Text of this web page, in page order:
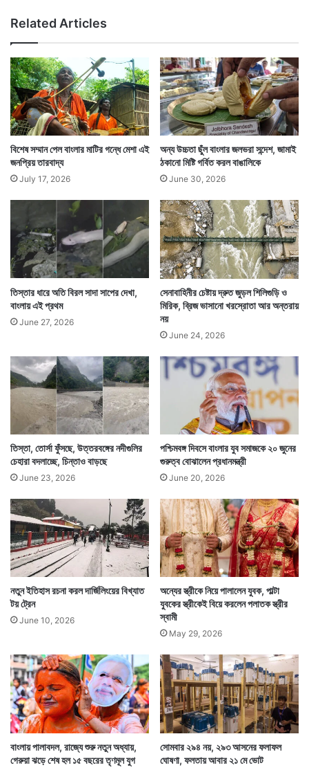
স্য
মৃ
ত্যু
Related Articles
বিশেষ সম্মান পেল বাংলার মাটির গন্ধে মেশা এই
জনপ্রিয় তারবাদ্য
July 17, 2026
অন্য উচ্চতা ছুঁল বাংলার জলভরা সন্দেশ, জামাই
ঠকানো মিষ্টি গর্বিত করল বাঙালিকে
June 30, 2026
তিস্তার ধারে অতি বিরল সাদা সাপের দেখা,
বাংলায় এই প্রথম
June 27, 2026
সেনাবাহিনীর চেষ্টায় দ্রুত জুড়ল শিলিগুড়ি ও
মিরিক, ব্রিজ ভাসানো খরস্রোতা আর অন্তরায়
নয়
June 24, 2026
তিস্তা, তোর্সা ফুঁসছে, উত্তরবঙ্গের নদীগুলির
চেহারা বদলাচ্ছে, চিন্তাও বাড়ছে
June 23, 2026
পশ্চিমবঙ্গ দিবসে বাংলার যুব সমাজকে ২০ জুনের
গুরুত্ব বোঝালেন প্রধানমন্ত্রী
June 20, 2026
নতুন ইতিহাস রচনা করল দার্জিলিংয়ের বিখ্যাত
টয় ট্রেন
June 10, 2026
অন্যের স্ত্রীকে নিয়ে পালালেন যুবক, পাল্টা
যুবকের স্ত্রীকেই বিয়ে করলেন পলাতক স্ত্রীর
স্বামী
May 29, 2026
বাংলায় পালাবদল, রাজ্যে শুরু নতুন অধ্যায়,
গেরুয়া ঝড়ে শেষ হল ১৫ বছরের তৃণমূল যুগ
সোমবার ২৯৪ নয়, ২৯৩ আসনের ফলাফল
ঘোষণা, ফলতায় আবার ২১ মে ভোট